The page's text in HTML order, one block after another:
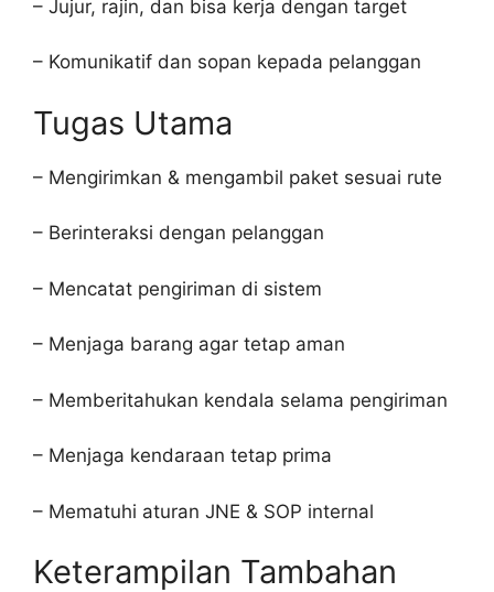
– Jujur, rajin, dan bisa kerja dengan target
– Komunikatif dan sopan kepada pelanggan
Tugas Utama
– Mengirimkan & mengambil paket sesuai rute
– Berinteraksi dengan pelanggan
– Mencatat pengiriman di sistem
– Menjaga barang agar tetap aman
– Memberitahukan kendala selama pengiriman
– Menjaga kendaraan tetap prima
– Mematuhi aturan JNE & SOP internal
Keterampilan Tambahan